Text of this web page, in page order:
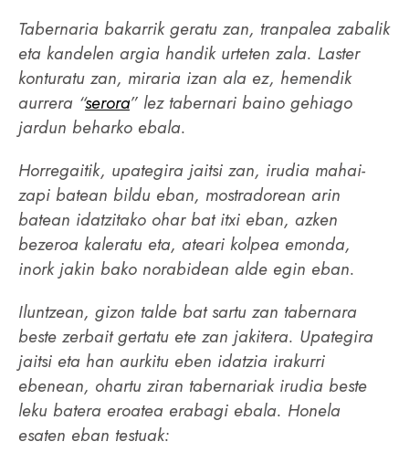
Tabernaria bakarrik geratu zan, tranpalea zabalik
eta kandelen argia handik urteten zala. Laster
konturatu zan, miraria izan ala ez, hemendik
aurrera “serora” lez tabernari baino gehiago
jardun beharko ebala.
Horregaitik, upategira jaitsi zan, irudia mahai-
zapi batean bildu eban, mostradorean arin
batean idatzitako ohar bat itxi eban, azken
bezeroa kaleratu eta, ateari kolpea emonda,
inork jakin bako norabidean alde egin eban.
Iluntzean, gizon talde bat sartu zan tabernara
beste zerbait gertatu ete zan jakitera. Upategira
jaitsi eta han aurkitu eben idatzia irakurri
ebenean, ohartu ziran tabernariak irudia beste
leku batera eroatea erabagi ebala. Honela
esaten eban testuak: